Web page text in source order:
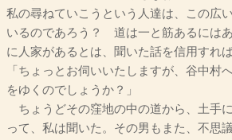
私の尋ねていこうという人達は、この広
いるのであろう？ 道は一と筋あるには
に人家があるとは、聞いた話を信用すれ
「ちょっとお伺いいたしますが、谷中村
をゆくのでしょうか？」
ちょうどその窪地の中の道から、土手
って、私は聞いた。その男もまた、不思